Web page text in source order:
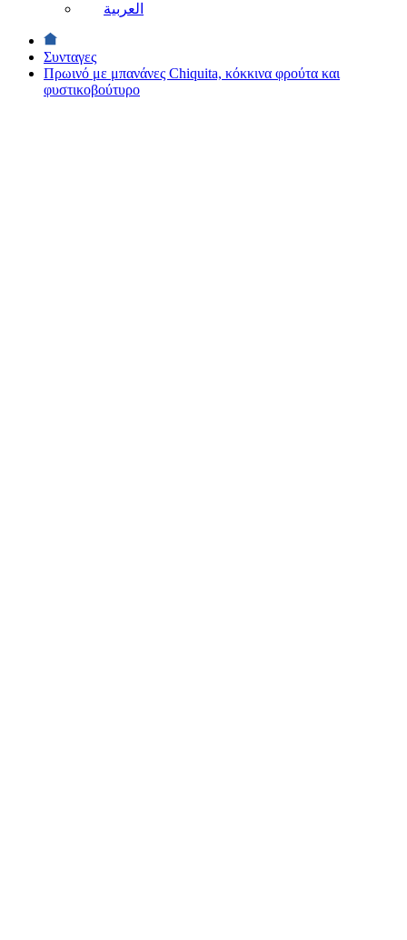
العربية
Συνταγες
Πρωινό με μπανάνες Chiquita, κόκκινα φρούτα και
φυστικοβούτυρο